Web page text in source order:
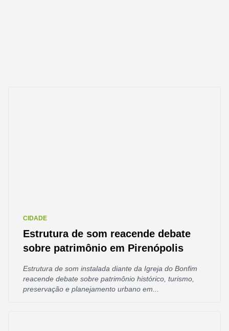
CIDADE
Estrutura de som reacende debate
sobre patrimônio em Pirenópolis
Estrutura de som instalada diante da Igreja do Bonfim
reacende debate sobre patrimônio histórico, turismo,
preservação e planejamento urbano em...